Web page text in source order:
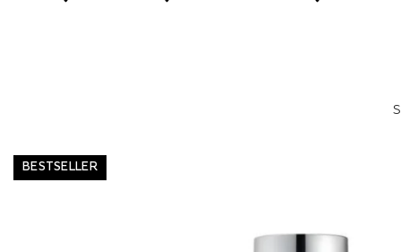
BESTSELLER